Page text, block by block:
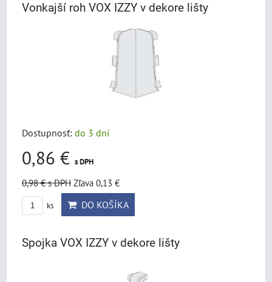
Vonkajší roh VOX IZZY v dekore lišty
Dostupnosť: do 3 dní
0,86 € s DPH
0,98 €s DPH Zľava 0,13 €
ks DO KOŠÍKA
Spojka VOX IZZY v dekore lišty